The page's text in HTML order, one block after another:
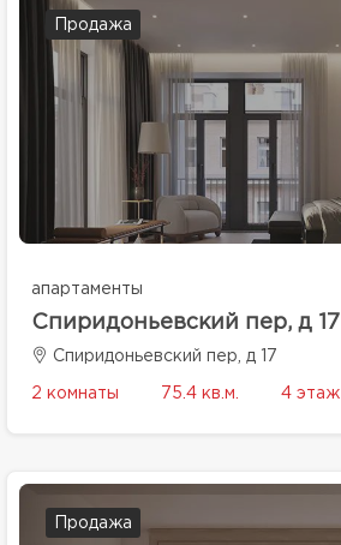
Продажа
апартаменты
Спиридоньевский пер, д 17
Спиридоньевский пер, д 17
2 комнаты 75.4 кв.м. 4 этаж
Продажа